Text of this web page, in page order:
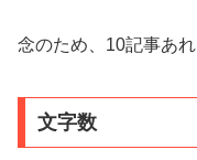
念のため、10記事あ
文字数